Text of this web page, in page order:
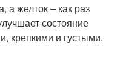
а желток – как раз
состояние
крепкими и густыми.